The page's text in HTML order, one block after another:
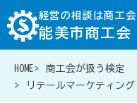
経営の相談は商工
能美市商工会
HOME
商工会が扱う検定
リテールマーケティン
お問い合わせ